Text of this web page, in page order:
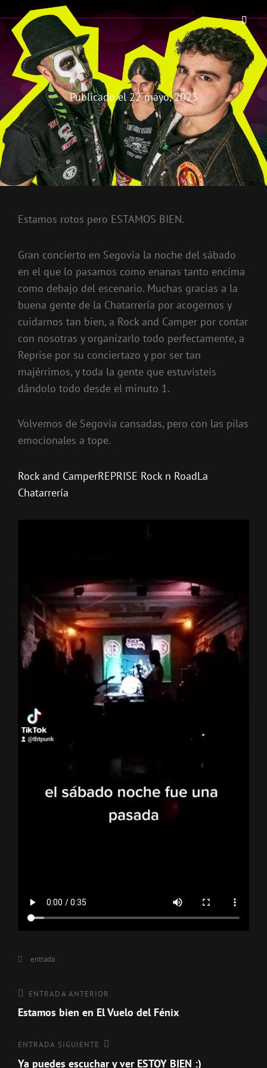
THE BIRRA'S TERROR
Aterrorizando Birras Desde 2010
Publicado el22 mayo, 2023
Estamos rotos pero ESTAMOS BIEN.
Gran concierto en Segovia la noche del sábado
en el que lo pasamos como enanas tanto encima
como debajo del escenario. Muchas gracias a la
buena gente de la Chatarrería por acogernos y
cuidarnos tan bien, a Rock and Camper por contar
con nosotras y organizarlo todo perfectamente, a
Reprise por su conciertazo y por ser tan
majérrimos, y toda la gente que estuvisteis
dándolo todo desde el minuto 1.
Volvemos de Segovia cansadas, pero con las pilas
emocionales a tope.
Rock and CamperREPRISE Rock n RoadLa
Chatarrería
Categorías
entrada
Navegación
de
Entrada
anterior
ENTRADA ANTERIOR
Estamos bien en El Vuelo del Fénix
Entrada
siguiente
ENTRADA SIGUIENTE
Ya puedes escuchar y ver ESTOY BIEN :)